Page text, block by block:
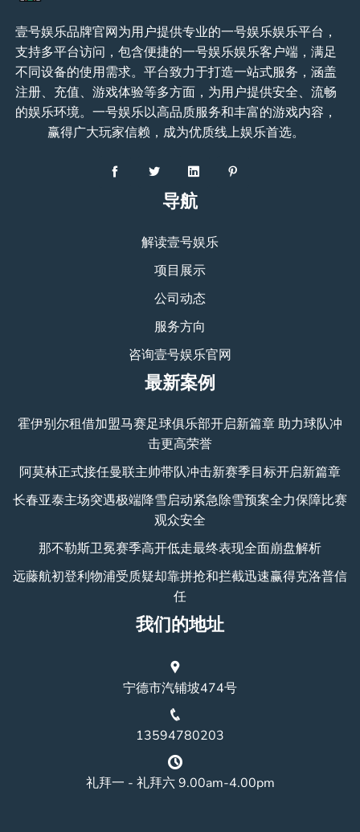
壹号娱乐品牌官网为用户提供专业的一号娱乐娱乐平台，
支持多平台访问，包含便捷的一号娱乐娱乐客户端，满足
不同设备的使用需求。平台致力于打造一站式服务，涵盖
注册、充值、游戏体验等多方面，为用户提供安全、流畅
的娱乐环境。一号娱乐以高品质服务和丰富的游戏内容，
赢得广大玩家信赖，成为优质线上娱乐首选。
导航
解读壹号娱乐
项目展示
公司动态
服务方向
咨询壹号娱乐官网
最新案例
霍伊别尔租借加盟马赛足球俱乐部开启新篇章 助力球队冲
击更高荣誉
阿莫林正式接任曼联主帅带队冲击新赛季目标开启新篇章
长春亚泰主场突遇极端降雪启动紧急除雪预案全力保障比赛
观众安全
那不勒斯卫冕赛季高开低走最终表现全面崩盘解析
远藤航初登利物浦受质疑却靠拼抢和拦截迅速赢得克洛普信
任
我们的地址
宁德市汽铺坡474号
13594780203
礼拜一 - 礼拜六 9.00am-4.00pm